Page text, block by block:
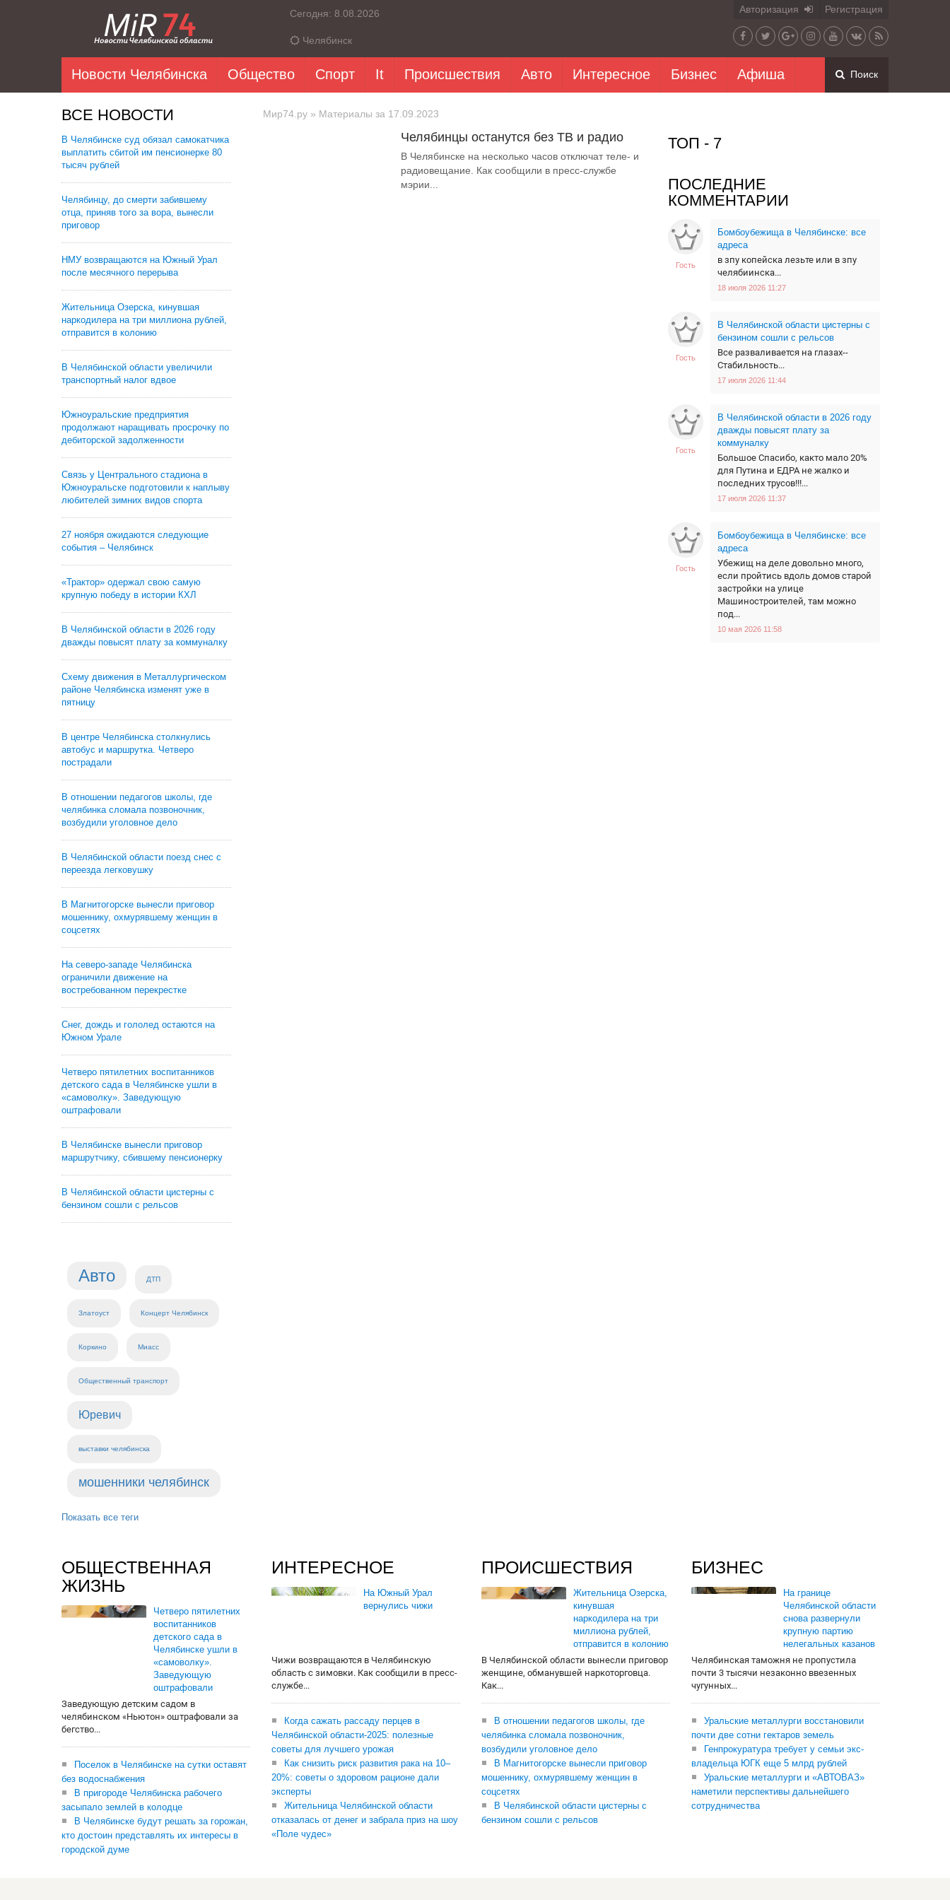
Сегодня: 8.08.2026
Челябинск
Авторизация Регистрация
Новости Челябинска Общество Спорт It Происшествия Авто Интересное Бизнес Афиша Поиск
ВСЕ НОВОСТИ
В Челябинске суд обязал самокатчика
выплатить сбитой им пенсионерке 80
тысяч рублей
Челябинцу, до смерти забившему
отца, приняв того за вора, вынесли
приговор
НМУ возвращаются на Южный Урал
после месячного перерыва
Жительница Озерска, кинувшая
наркодилера на три миллиона рублей,
отправится в колонию
В Челябинской области увеличили
транспортный налог вдвое
Южноуральские предприятия
продолжают наращивать просрочку по
дебиторской задолженности
Связь у Центрального стадиона в
Южноуральске подготовили к наплыву
любителей зимних видов спорта
27 ноября ожидаются следующие
события – Челябинск
«Трактор» одержал свою самую
крупную победу в истории КХЛ
В Челябинской области в 2026 году
дважды повысят плату за коммуналку
Схему движения в Металлургическом
районе Челябинска изменят уже в
пятницу
В центре Челябинска столкнулись
автобус и маршрутка. Четверо
пострадали
В отношении педагогов школы, где
челябинка сломала позвоночник,
возбудили уголовное дело
В Челябинской области поезд снес с
переезда легковушку
В Магнитогорске вынесли приговор
мошеннику, охмурявшему женщин в
соцсетях
На северо-западе Челябинска
ограничили движение на
востребованном перекрестке
Снег, дождь и гололед остаются на
Южном Урале
Четверо пятилетних воспитанников
детского сада в Челябинске ушли в
«самоволку». Заведующую
оштрафовали
В Челябинске вынесли приговор
маршрутчику, сбившему пенсионерку
В Челябинской области цистерны с
бензином сошли с рельсов
Авто ДТП
Златоуст Концерт Челябинск
Коркино Миасс
Общественный транспорт
Юревич
выставки челябинска
мошенники челябинск
Показать все теги
ТОП - 7
ПОСЛЕДНИЕ
КОММЕНТАРИИ
Гость
Бомбоубежища в Челябинске: все
адреса
в зпу копейска лезьте или в зпу
челябиинска...
18 июля 2026 11:27
Гость
В Челябинской области цистерны с
бензином сошли с рельсов
Все разваливается на глазах--
Стабильность...
17 июля 2026 11:44
Гость
В Челябинской области в 2026 году
дважды повысят плату за
коммуналку
Большое Спасибо, както мало 20%
для Путина и ЕДРА не жалко и
последних трусов!!!...
17 июля 2026 11:37
Гость
Бомбоубежища в Челябинске: все
адреса
Убежищ на деле довольно много,
если пройтись вдоль домов старой
застройки на улице
Машиностроителей, там можно
под...
10 мая 2026 11:58
Мир74.ру » Материалы за 17.09.2023
Челябинцы останутся без ТВ и радио
В Челябинске на несколько часов отключат теле- и
радиовещание. Как сообщили в пресс-службе
мэрии...
ОБЩЕСТВЕННАЯ
ЖИЗНЬ
Четверо пятилетних
воспитанников
детского сада в
Челябинске ушли в
«самоволку».
Заведующую
оштрафовали
Заведующую детским садом в
челябинском «Ньютон» оштрафовали за
бегство...
Поселок в Челябинске на сутки оставят
без водоснабжения
В пригороде Челябинска рабочего
засыпало землей в колодце
В Челябинске будут решать за горожан,
кто достоин представлять их интересы в
городской думе
ИНТЕРЕСНОЕ
На Южный Урал
вернулись чижи
Чижи возвращаются в Челябинскую
область с зимовки. Как сообщили в пресс-
службе...
Когда сажать рассаду перцев в
Челябинской области-2025: полезные
советы для лучшего урожая
Как снизить риск развития рака на 10–
20%: советы о здоровом рационе дали
эксперты
Жительница Челябинской области
отказалась от денег и забрала приз на шоу
«Поле чудес»
ПРОИСШЕСТВИЯ
Жительница Озерска,
кинувшая
наркодилера на три
миллиона рублей,
отправится в колонию
В Челябинской области вынесли приговор
женщине, обманувшей наркоторговца.
Как...
В отношении педагогов школы, где
челябинка сломала позвоночник,
возбудили уголовное дело
В Магнитогорске вынесли приговор
мошеннику, охмурявшему женщин в
соцсетях
В Челябинской области цистерны с
бензином сошли с рельсов
БИЗНЕС
На границе
Челябинской области
снова развернули
крупную партию
нелегальных казанов
Челябинская таможня не пропустила
почти 3 тысячи незаконно ввезенных
чугунных...
Уральские металлурги восстановили
почти две сотни гектаров земель
Генпрокуратура требует у семьи экс-
владельца ЮГК еще 5 млрд рублей
Уральские металлурги и «АВТОВАЗ»
наметили перспективы дальнейшего
сотрудничества